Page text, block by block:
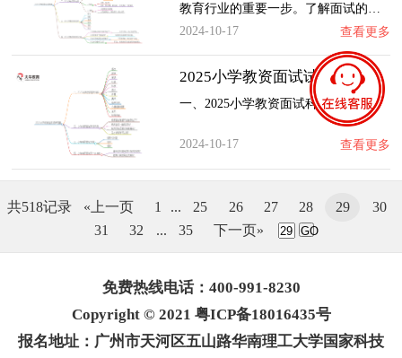
教育行业的重要一步。了解面试的…
2024-10-17
查看更多
2025小学教资面试试讲范围是什么
一、2025小学教资面试科目
2024-10-17 查看更多
共518记录 «上一页 1 ... 25 26 27 28 29
30
31
32 ... 35 下一页» GO
免费热线电话：400-991-8230
Copyright © 2021 粤ICP备18016435号
报名地址：广州市天河区五山路华南理工大学国家科技